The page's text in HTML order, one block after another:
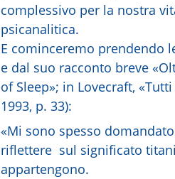
complessivo per la nostra
psicanalitica.
E cominceremo prendendo
e dal suo racconto breve
of Sleep»; in Lovecraft,
1993, p. 33):
«Mi sono spesso
riflettere sul significato
appartengono.